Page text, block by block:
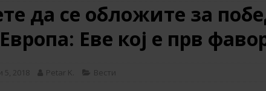
да се обложите за
Еве кој е прв
5, 2018 Petar K. Вести